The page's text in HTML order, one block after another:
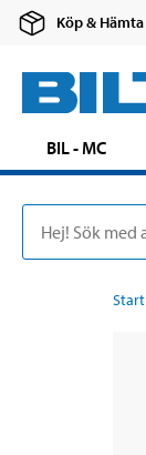
Köp & Hämta
BIL - MC
Start